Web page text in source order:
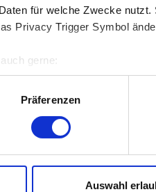
für welche Zwecke
Privacy Trigger Symbol
gerne:
Lage erfassen,
nach bestimmten
persönlichen Daten
und Anzeigen zu
zu analysieren. Außerdem
Präferenzen
Auswahl